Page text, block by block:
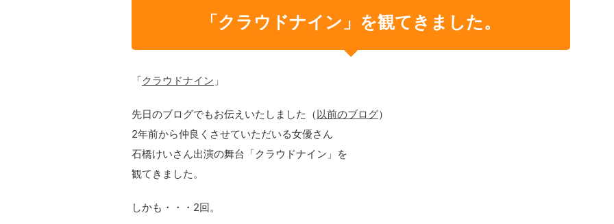
「クラウドナイン」を観てきました。
「クラウドナイン 」
先日のブログでもお伝えいたしました（以前のブログ）
2年前から仲良くさせていただいる女優さん
石橋けいさん出演の舞台「クラウドナイン」を
観てきました。
しかも・・・2回。